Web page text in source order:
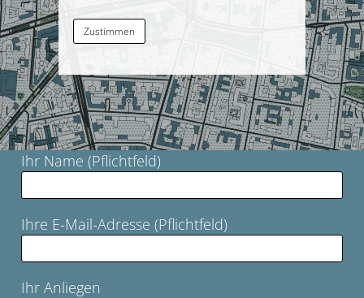
Zustimmen
Ihr Name (Pflichtfeld)
Ihre E-Mail-Adresse (Pflichtfeld)
Ihr Anliegen